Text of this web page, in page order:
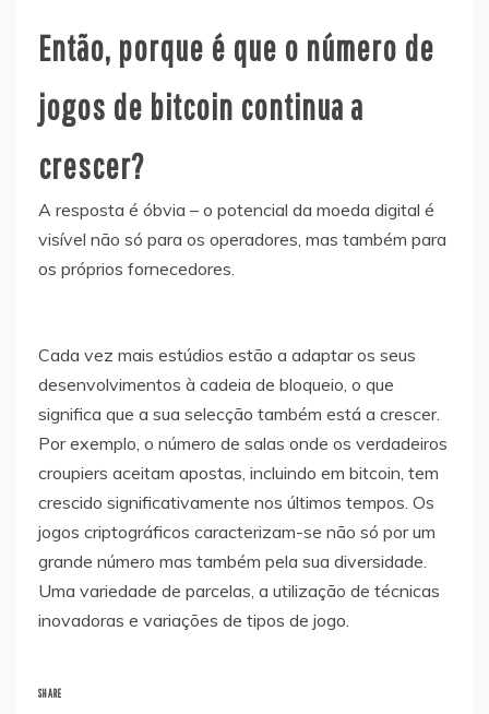
Então, porque é que o número de
jogos de bitcoin continua a
crescer?
A resposta é óbvia – o potencial da moeda digital é
visível não só para os operadores, mas também para
os próprios fornecedores.
Cada vez mais estúdios estão a adaptar os seus
desenvolvimentos à cadeia de bloqueio, o que
significa que a sua selecção também está a crescer.
Por exemplo, o número de salas onde os verdadeiros
croupiers aceitam apostas, incluindo em bitcoin, tem
crescido significativamente nos últimos tempos. Os
jogos criptográficos caracterizam-se não só por um
grande número mas também pela sua diversidade.
Uma variedade de parcelas, a utilização de técnicas
inovadoras e variações de tipos de jogo.
SHARE